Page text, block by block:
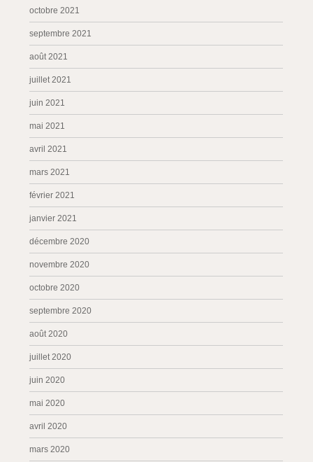
octobre 2021
septembre 2021
août 2021
juillet 2021
juin 2021
mai 2021
avril 2021
mars 2021
février 2021
janvier 2021
décembre 2020
novembre 2020
octobre 2020
septembre 2020
août 2020
juillet 2020
juin 2020
mai 2020
avril 2020
mars 2020